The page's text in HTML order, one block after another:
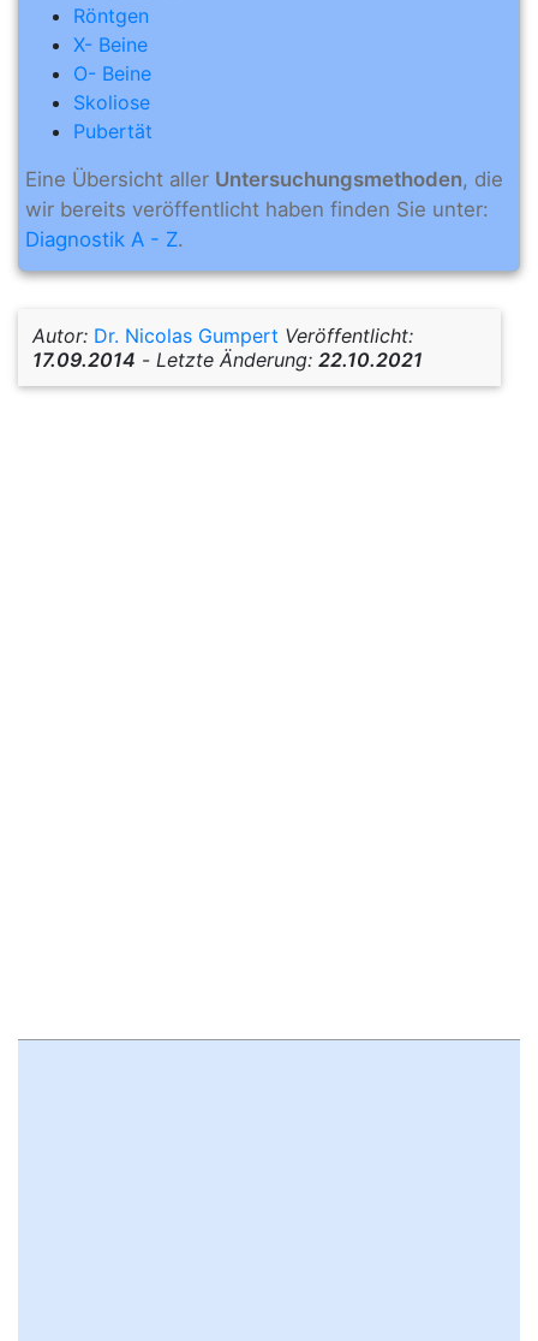
Röntgen
X- Beine
O- Beine
Skoliose
Pubertät
Eine Übersicht aller Untersuchungsmethoden, die
wir bereits veröffentlicht haben finden Sie unter:
Diagnostik A - Z.
Autor: Dr. Nicolas Gumpert Veröffentlicht:
17.09.2014 - Letzte Änderung: 22.10.2021